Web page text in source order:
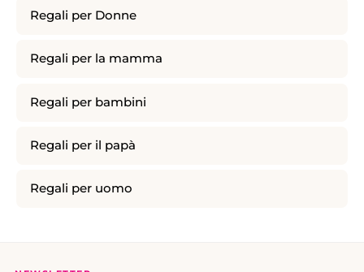
Regali per Donne
Regali per la mamma
Regali per bambini
Regali per il papà
Regali per uomo